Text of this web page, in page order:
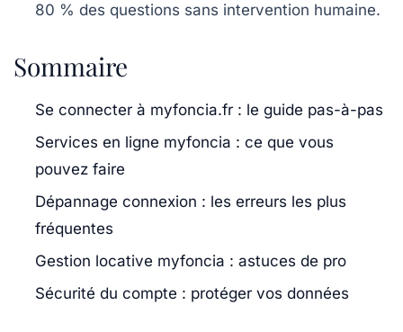
80 % des questions sans intervention humaine.
Sommaire
Se connecter à myfoncia.fr : le guide pas-à-pas
Services en ligne myfoncia : ce que vous
pouvez faire
Dépannage connexion : les erreurs les plus
fréquentes
Gestion locative myfoncia : astuces de pro
Sécurité du compte : protéger vos données